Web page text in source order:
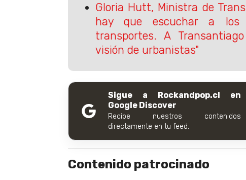
Gloria Hutt, Ministra de
hay que escuchar a los
transportes. A
visión de urbanistas"
Sigue a Rockandpop.cl en
Google Discover
Recibe nuestros contenidos
directamente en tu feed.
Contenido patrocinado